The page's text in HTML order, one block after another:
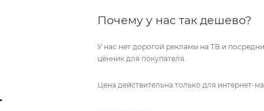
Почему у нас так дешево?
У нас нет дорогой рекламы на ТВ и
ценник для покупателя.
Цена действительна только для интернет-